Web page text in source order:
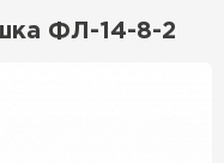
ФЛ-14-8-2